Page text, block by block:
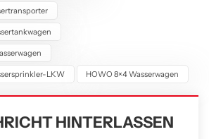
LKW HOWO 8×4 Wasserwagen
HINTERLASSEN